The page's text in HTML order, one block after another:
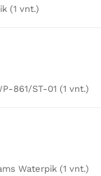
(1 vnt.)
861/ST-01 (1 vnt.)
Waterpik (1 vnt.)